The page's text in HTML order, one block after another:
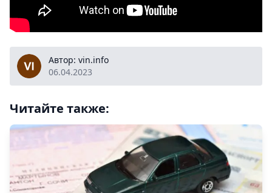
vin.infoАвтор: vin.info
06.04.2023
Читайте также: